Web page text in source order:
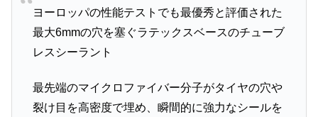
ヨーロッパの性能テストでも最優秀と評価された
最大6mmの穴を塞ぐラテックスベースのチューブ
レスシーラント
最先端のマイクロファイバー分子がタイヤの穴や
裂け目を高密度で埋め、瞬間的に強力なシールを